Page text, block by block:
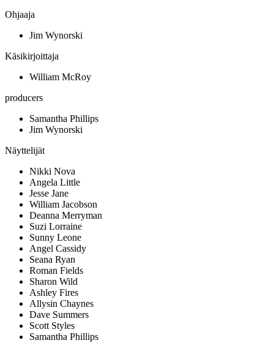
Ohjaaja
Jim Wynorski
Käsikirjoittaja
William McRoy
producers
Samantha Phillips
Jim Wynorski
Näyttelijät
Nikki Nova
Angela Little
Jesse Jane
William Jacobson
Deanna Merryman
Suzi Lorraine
Sunny Leone
Angel Cassidy
Seana Ryan
Roman Fields
Sharon Wild
Ashley Fires
Allysin Chaynes
Dave Summers
Scott Styles
Samantha Phillips